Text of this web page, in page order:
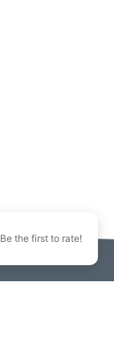
Be the first to rate!